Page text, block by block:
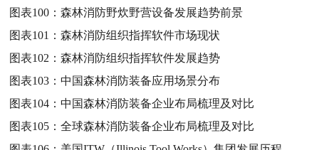
图表100：森林消防野炊野营设备发展趋势前景
图表101：森林消防组织指挥软件市场现状
图表102：森林消防组织指挥软件发展趋势
图表103：中国森林消防装备应用场景分布
图表104：中国森林消防装备企业布局梳理及对比
图表105：全球森林消防装备企业布局梳理及对比